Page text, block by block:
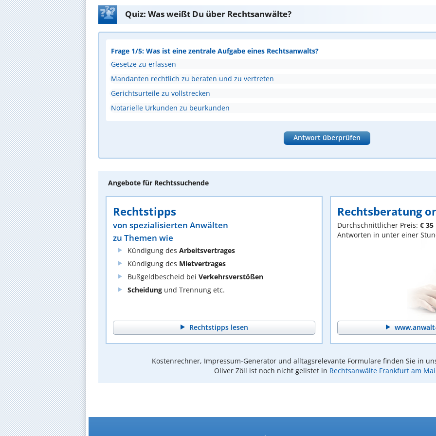
Quiz: Was weißt Du über Rechtsanwälte?
Frage 1/5: Was ist eine zentrale Aufgabe eines Rechtsanwalts?
Gesetze zu erlassen
Mandanten rechtlich zu beraten und zu vertreten
Gerichtsurteile zu vollstrecken
Notarielle Urkunden zu beurkunden
Antwort überprüfen
Angebote für Rechtssuchende
Rechtstipps
von spezialisierten Anwälten
zu Themen wie
Kündigung des Arbeitsvertrages
Kündigung des Mietvertrages
Bußgeldbescheid bei Verkehrsverstößen
Scheidung und Trennung etc.
Rechtstipps lesen
Rechtsberatung
Durchschnittlicher Preis: € 35
Antworten in unter einer
Kostenrechner, Impressum-Generator und alltagsrelevante Formulare finden Sie in
Oliver Zöll ist noch nicht gelistet in Rechtsanwälte Frankfurt am